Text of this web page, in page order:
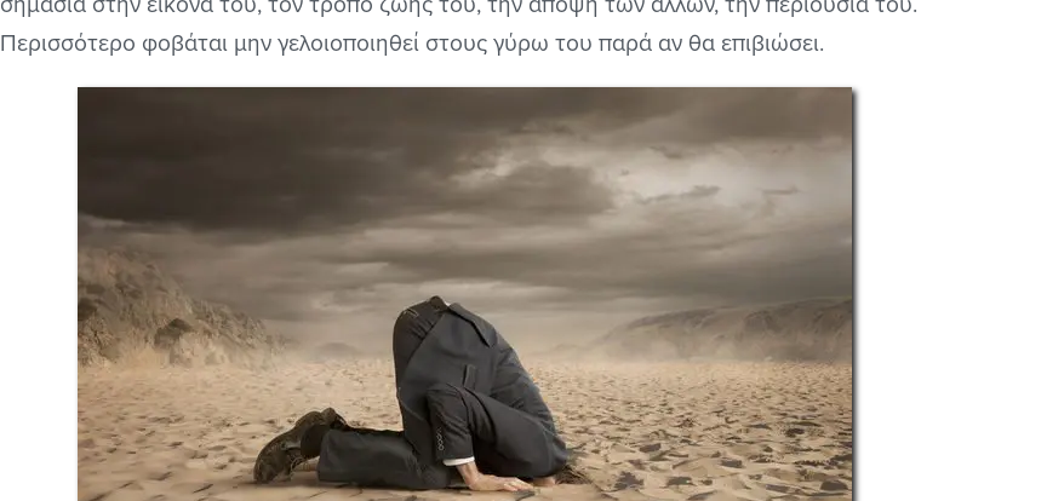
Περισσότερο φοβάται μην γελοιοποιηθεί στους γύρω του παρά αν θα επιβιώσει.